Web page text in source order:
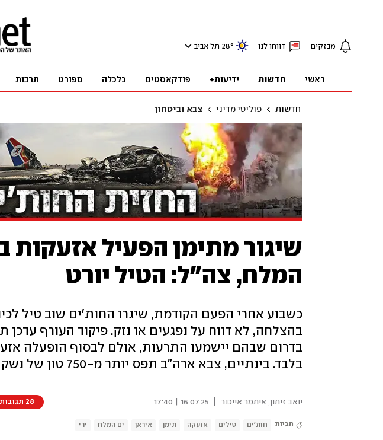
מבזקים דווחו לנו 28° תל אביב
ראשי חדשות ידיעות+ פודקאסטים כלכלה ספורט תרבות
חדשות פוליטי מדיני צבא וביטחון
שיגור מתימן הפעיל אזעקות
המלח, צה"ל: הטיל יורט
כשבוע אחרי הפעם הקודמת, שיגרו החות'ים שוב טיל
בהצלחה, לא דווח על נפגעים או נזק. פיקוד העורף עדכן
בדרום שבהם יישמעו התרעות, אולם לבסוף הופעלה
בלבד. בינתיים, צבא ארה"ב תפס יותר מ-750 טון של נשק איראני שיועד לחות'ים
יואב זיתון איתמר אייכנר 16.07.25 | 17:40 28 תגובות
תגיות חות'ים טילים אזעקה תימן איראן ים המלח ירי